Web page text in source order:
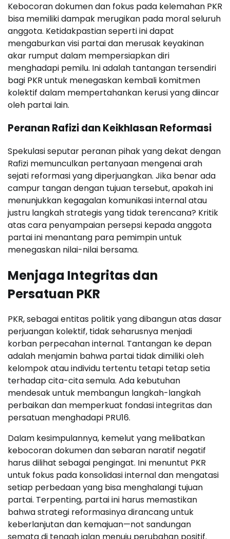
Kebocoran dokumen dan fokus pada kelemahan PKR
bisa memiliki dampak merugikan pada moral seluruh
anggota. Ketidakpastian seperti ini dapat
mengaburkan visi partai dan merusak keyakinan
akar rumput dalam mempersiapkan diri
menghadapi pemilu. Ini adalah tantangan tersendiri
bagi PKR untuk menegaskan kembali komitmen
kolektif dalam mempertahankan kerusi yang diincar
oleh partai lain.
Peranan Rafizi dan Keikhlasan Reformasi
Spekulasi seputar peranan pihak yang dekat dengan
Rafizi memunculkan pertanyaan mengenai arah
sejati reformasi yang diperjuangkan. Jika benar ada
campur tangan dengan tujuan tersebut, apakah ini
menunjukkan kegagalan komunikasi internal atau
justru langkah strategis yang tidak terencana? Kritik
atas cara penyampaian persepsi kepada anggota
partai ini menantang para pemimpin untuk
menegaskan nilai-nilai bersama.
Menjaga Integritas dan
Persatuan PKR
PKR, sebagai entitas politik yang dibangun atas dasar
perjuangan kolektif, tidak seharusnya menjadi
korban perpecahan internal. Tantangan ke depan
adalah menjamin bahwa partai tidak dimiliki oleh
kelompok atau individu tertentu tetapi tetap setia
terhadap cita-cita semula. Ada kebutuhan
mendesak untuk membangun langkah-langkah
perbaikan dan memperkuat fondasi integritas dan
persatuan menghadapi PRU16.
Dalam kesimpulannya, kemelut yang melibatkan
kebocoran dokumen dan sebaran naratif negatif
harus dilihat sebagai pengingat. Ini menuntut PKR
untuk fokus pada konsolidasi internal dan mengatasi
setiap perbedaan yang bisa menghalangi tujuan
partai. Terpenting, partai ini harus memastikan
bahwa strategi reformasinya dirancang untuk
keberlanjutan dan kemajuan—not sandungan